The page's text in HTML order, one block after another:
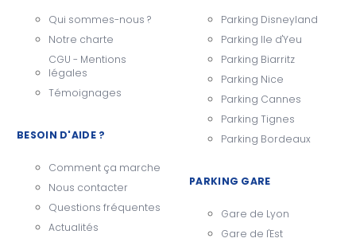
Qui sommes-nous ?
Notre charte
CGU - Mentions
légales
Témoignages
BESOIN D'AIDE ?
Comment ça marche
Nous contacter
Questions fréquentes
Actualités
Parking Disneyland
Parking Ile d'Yeu
Parking Biarritz
Parking Nice
Parking Cannes
Parking Tignes
Parking Bordeaux
PARKING GARE
Gare de Lyon
Gare de l'Est